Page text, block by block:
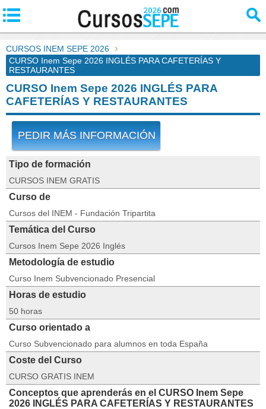
CURSOS INEM SEPE 2026
CURSO Inem Sepe 2026 INGLÉS PARA CAFETERÍAS Y
RESTAURANTES
CURSO Inem Sepe 2026 INGLÉS PARA
CAFETERÍAS Y RESTAURANTES
PEDIR MÁS INFORMACIÓN
Tipo de formación
CURSOS INEM GRATIS
Curso de
Cursos del INEM - Fundación Tripartita
Temática del Curso
Cursos Inem Sepe 2026 Inglés
Metodología de estudio
Curso Inem Subvencionado Presencial
Horas de estudio
50 horas
Curso orientado a
Curso Subvencionado para alumnos en toda España
Coste del Curso
CURSO GRATIS INEM
Conceptos que aprenderás en el CURSO Inem Sepe
2026 INGLÉS PARA CAFETERÍAS Y RESTAURANTES